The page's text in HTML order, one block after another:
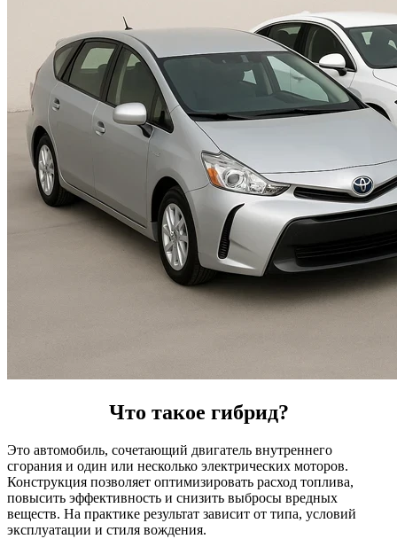
Что такое гибрид?
Это автомобиль, сочетающий двигатель внутреннего
сгорания и один или несколько электрических моторов.
Конструкция позволяет оптимизировать расход топлива,
повысить эффективность и снизить выбросы вредных
веществ. На практике результат зависит от типа, условий
эксплуатации и стиля вождения.